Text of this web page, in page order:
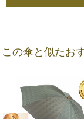
この傘と似たお